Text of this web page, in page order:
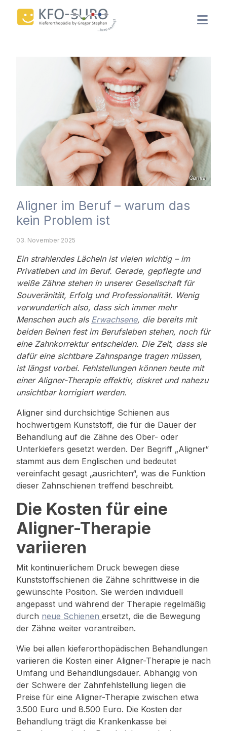
Canva
Aligner im Beruf – warum das
kein Problem ist
03. November 2025
Ein strahlendes Lächeln ist vielen wichtig – im
Privatleben und im Beruf. Gerade, gepflegte und
weiße Zähne stehen in unserer Gesellschaft für
Souveränität, Erfolg und Professionalität. Wenig
verwunderlich also, dass sich immer mehr
Menschen auch als Erwachsene, die bereits mit
beiden Beinen fest im Berufsleben stehen, noch für
eine Zahnkorrektur entscheiden. Die Zeit, dass sie
dafür eine sichtbare Zahnspange tragen müssen,
ist längst vorbei. Fehlstellungen können heute mit
einer Aligner-Therapie effektiv, diskret und nahezu
unsichtbar korrigiert werden.
Aligner sind durchsichtige Schienen aus
hochwertigem Kunststoff, die für die Dauer der
Behandlung auf die Zähne des Ober- oder
Unterkiefers gesetzt werden. Der Begriff „Aligner“
stammt aus dem Englischen und bedeutet
vereinfacht gesagt „ausrichten“, was die Funktion
dieser Zahnschienen treffend beschreibt.
Die Kosten für eine
Aligner-Therapie
variieren
Mit kontinuierlichem Druck bewegen diese
Kunststoffschienen die Zähne schrittweise in die
gewünschte Position. Sie werden individuell
angepasst und während der Therapie regelmäßig
durch neue Schienen ersetzt, die die Bewegung
der Zähne weiter vorantreiben.
Wie bei allen kieferorthopädischen Behandlungen
variieren die Kosten einer Aligner-Therapie je nach
Umfang und Behandlungsdauer. Abhängig von
der Schwere der Zahnfehlstellung liegen die
Preise für eine Aligner-Therapie zwischen etwa
3.500 Euro und 8.500 Euro. Die Kosten der
Behandlung trägt die Krankenkasse bei